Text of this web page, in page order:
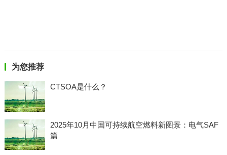
为您推荐
CTSOA是什么？
2025年10月中国可持续航空燃料新图景：电气SAF
篇